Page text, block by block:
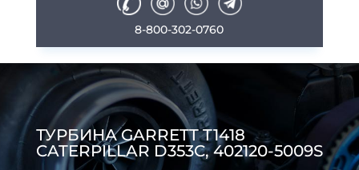
8-800-302-0760
ТУРБИНА GARRETT T1418
CATERPILLAR D353C, 402120-5009S